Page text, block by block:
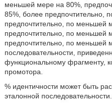
меньшей мере на 80%,
85%, более предпочтительно,
предпочтительно, по меньшей
предпочтительно, по меньшей
предпочтительно, по меньшей
последовательности,
функциональному фрагменту,
промотора.
% идентичности может быть
эталонной последовательности.